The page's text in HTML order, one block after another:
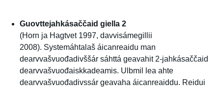
Guovttejahkásaččaid giella 2
(Horn ja Hagtvet 1997, davvisámegillii
2008). Systemáhtalaš áicanreaidu man
dearvvašvuođadivššár sáhttá geavahit 2-jahkásaččaid
dearvvašvuođaiskkadeamis. Ulbmil lea ahte
dearvvašvuođadivssár geavaha áicanreaiddu. Reidui